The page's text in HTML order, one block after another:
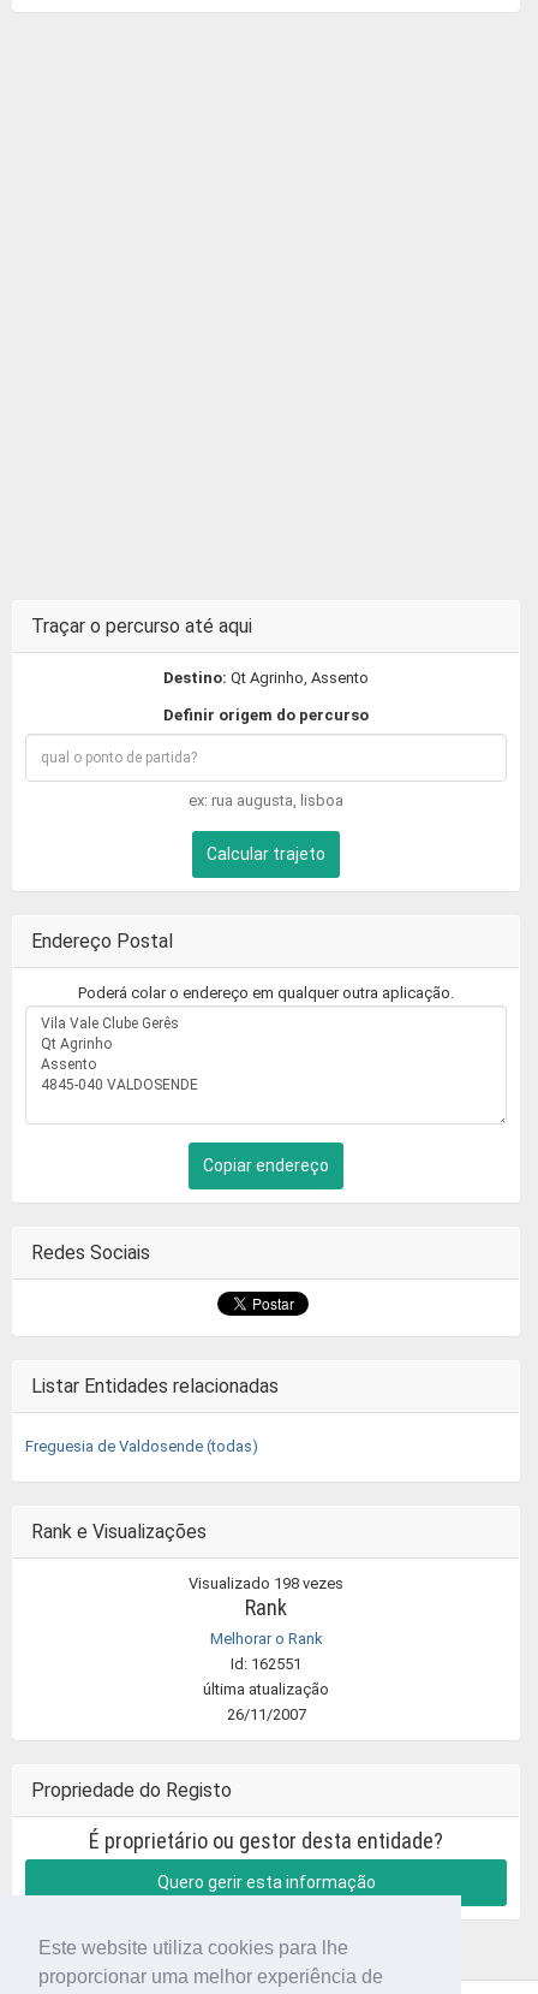
Este website utiliza cookies para lhe
proporcionar uma melhor experiência de
Traçar o percurso até aqui
Destino: Qt Agrinho, Assento
Definir origem do percurso
ex: rua augusta, lisboa
Calcular trajeto
Endereço Postal
Poderá colar o endereço em qualquer outra aplicação.
Copiar endereço
Redes Sociais
Listar Entidades relacionadas
Freguesia de Valdosende (todas)
Rank e Visualizações
Visualizado 198 vezes
Rank
Melhorar o Rank
Id: 162551
última atualização
26/11/2007
Propriedade do Registo
É proprietário ou gestor desta entidade?
Quero gerir esta informação